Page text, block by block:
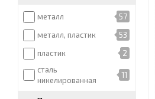
металл
57
металл, пластик
53
пластик
2
сталь
никелированная
11